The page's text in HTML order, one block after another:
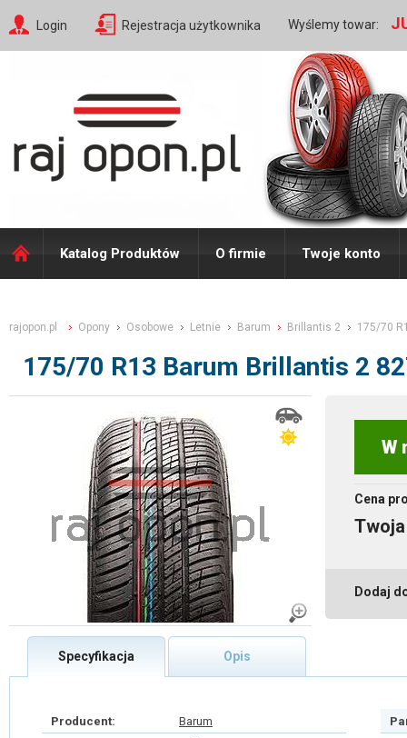
Login Rejestracja użytkownika Wyślemy towar:
Katalog Produktów O firmie Twoje konto
rajopon.pl Opony Osobowe Letnie Barum Brillantis 2 175/70
175/70 R13 Barum Brillantis 2
W
Cena
Dodaj
Specyfikacja Opis
Producent:
Barum